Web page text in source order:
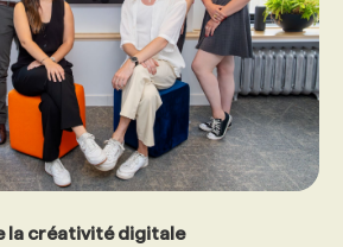
la créativité digitale